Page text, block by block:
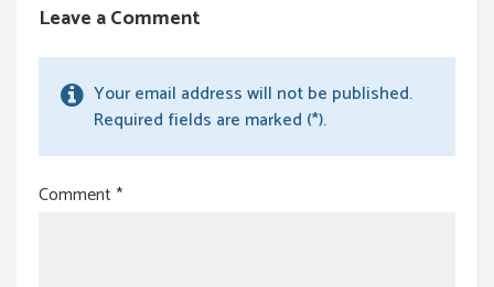
Leave a Comment
Your email address will not be published.
Required fields are marked (*).
Comment*